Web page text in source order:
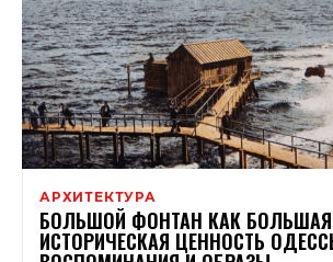
АРХИТЕКТУРА
БОЛЬШОЙ ФОНТАН КАК БОЛЬШАЯ
ИСТОРИЧЕСКАЯ ЦЕННОСТЬ